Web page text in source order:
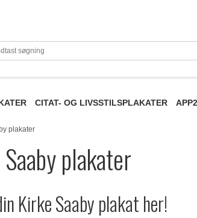
CITAT- OG LIVSSTILSPLAKATER
plakater
plakater
Kirke Saaby plakat her!